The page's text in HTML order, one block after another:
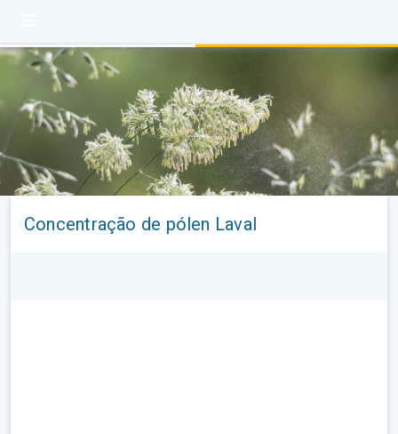
Concentração de pólen Laval